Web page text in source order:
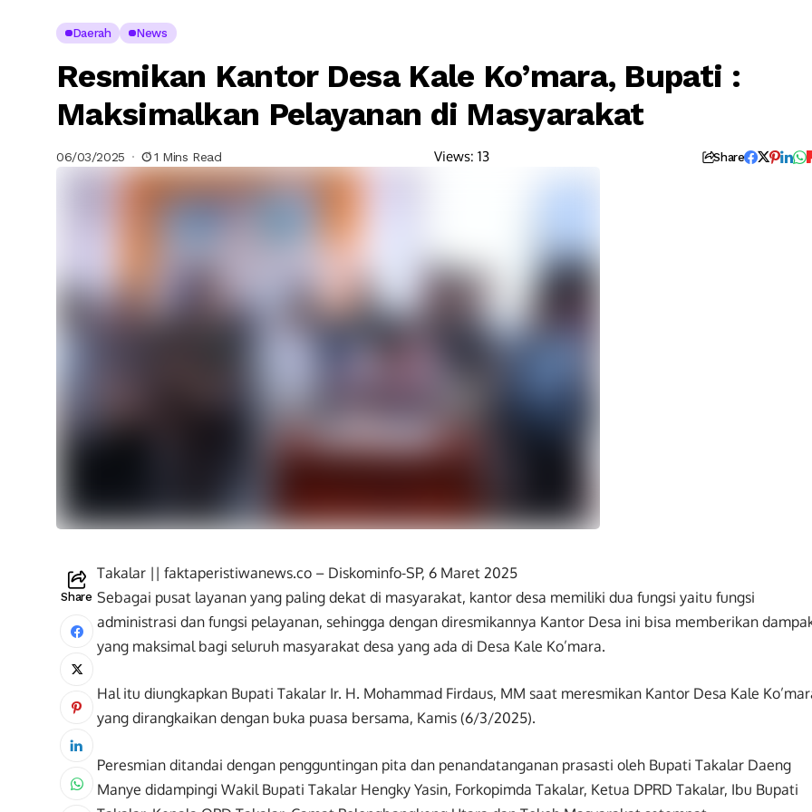
Daerah News
Resmikan Kantor Desa Kale Ko’mara, Bupati :
Maksimalkan Pelayanan di Masyarakat
06/03/2025 1 Mins Read Views: 13 Share
Share
Takalar || faktaperistiwanews.co – Diskominfo-SP, 6 Maret 2025
Sebagai pusat layanan yang paling dekat di masyarakat, kantor desa memiliki dua fungsi yaitu fungsi
administrasi dan fungsi pelayanan, sehingga dengan diresmikannya Kantor Desa ini bisa memberikan
yang maksimal bagi seluruh masyarakat desa yang ada di Desa Kale Ko’mara.
Hal itu diungkapkan Bupati Takalar Ir. H. Mohammad Firdaus, MM saat meresmikan Kantor Desa Kale
yang dirangkaikan dengan buka puasa bersama, Kamis (6/3/2025).
Peresmian ditandai dengan pengguntingan pita dan penandatanganan prasasti oleh Bupati Takalar Daeng
Manye didampingi Wakil Bupati Takalar Hengky Yasin, Forkopimda Takalar, Ketua DPRD Takalar, Ibu Bupati